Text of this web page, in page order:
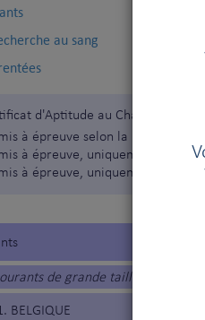
au sang
d'Aptitude au Championnat
à épreuve selon la
à épreuve, uniquement pour
à épreuve, uniquement pour
de grande taille
BELGIQUE